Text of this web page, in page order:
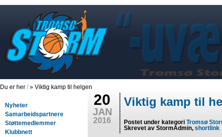
Du er her /» Viktig kamp til helgen
Nyheter
Samarbeidspartnere
Støttemedlemmer
Klubbnett
20
JAN
2016
Viktig kamp til
Postet under kategoriTromsø
Skrevet av StormAdmin,shortlink